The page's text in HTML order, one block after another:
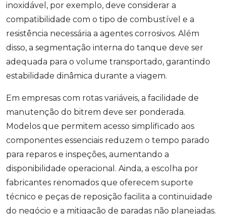
inoxidável, por exemplo, deve considerar a
compatibilidade com o tipo de combustível e a
resistência necessária a agentes corrosivos. Além
disso, a segmentação interna do tanque deve ser
adequada para o volume transportado, garantindo
estabilidade dinâmica durante a viagem.
Em empresas com rotas variáveis, a facilidade de
manutenção do bitrem deve ser ponderada.
Modelos que permitem acesso simplificado aos
componentes essenciais reduzem o tempo parado
para reparos e inspeções, aumentando a
disponibilidade operacional. Ainda, a escolha por
fabricantes renomados que oferecem suporte
técnico e peças de reposição facilita a continuidade
do negócio e a mitigação de paradas não planejadas.